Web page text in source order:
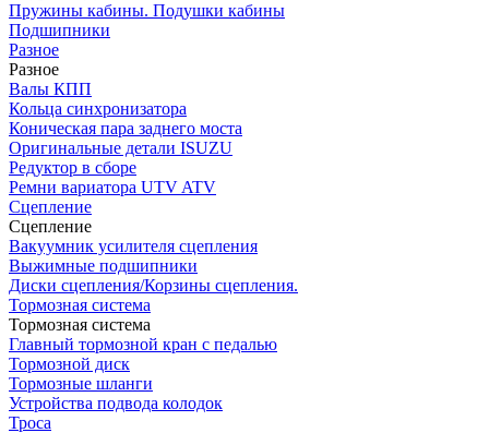
Пружины кабины. Подушки кабины
Подшипники
Разное
Разное
Валы КПП
Кольца синхронизатора
Коническая пара заднего моста
Оригинальные детали ISUZU
Редуктор в сборе
Ремни вариатора UTV ATV
Сцепление
Сцепление
Вакуумник усилителя сцепления
Выжимные подшипники
Диски сцепления/Корзины сцепления.
Тормозная система
Тормозная система
Главный тормозной кран с педалью
Тормозной диск
Тормозные шланги
Устройства подвода колодок
Троса